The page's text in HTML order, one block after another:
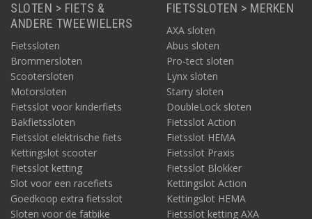
SLOTEN > FIETS &
ANDERE TWEEWIELERS
Fietssloten
Brommersloten
Scootersloten
Motorsloten
Fietsslot voor kinderfiets
Bakfietssloten
Fietsslot elektrische fiets
Kettingslot scooter
Fietsslot ketting
Slot voor een racefiets
Goedkoop extra fietsslot
Sloten voor de fatbike
FIETSSLOTEN > MERKEN
AXA sloten
Abus sloten
Pro-tect sloten
Lynx sloten
Starry sloten
DoubleLock sloten
Fietsslot Action
Fietsslot HEMA
Fietsslot Praxis
Fietsslot Blokker
Kettingslot Action
Kettingslot HEMA
Fietsslot ketting AXA